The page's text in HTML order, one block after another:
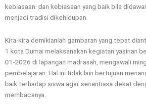
kebiasaan. dan kebiasaan yang baik bila
menjadi tradisi dikehidupan.
Kira-kira demikianlah gambaran yang tepat
1 kota Dumai melaksanakan kegiatan yasinan
01-2026 di lapangan madrasah, mengawali
pembelajaran. Hal ini tidak lain bertujuan
baik terhadap siswa agar senantiasa dekat
membacanya.